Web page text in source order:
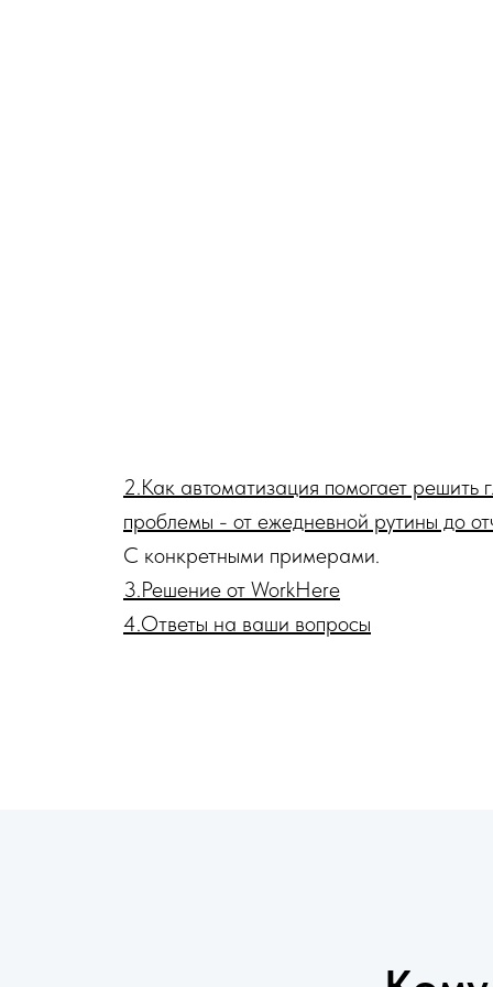
2.Как автоматизация помогает решить
проблемы - от ежедневной рутины до
С конкретными примерами.
3.Решение от WorkHere
4.Ответы на ваши вопросы